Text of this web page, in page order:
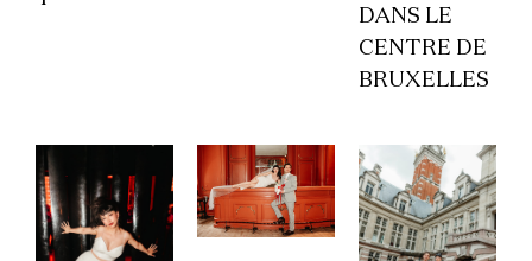
DANS LE
CENTRE DE
BRUXELLES